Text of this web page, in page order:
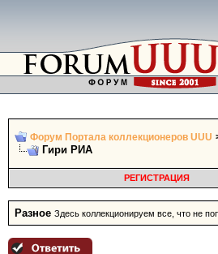
Форум Портала коллекционеров UUU
Гири РИА
РЕГИСТРАЦИЯ
Разное Здесь коллекционируем все, что не